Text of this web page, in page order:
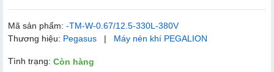
Mã sản phẩm: -TM-W-0.67/12.5-330L-380V
Thương hiệu: Pegasus | Máy nén khí PEGALION
Tình trạng: Còn hàng